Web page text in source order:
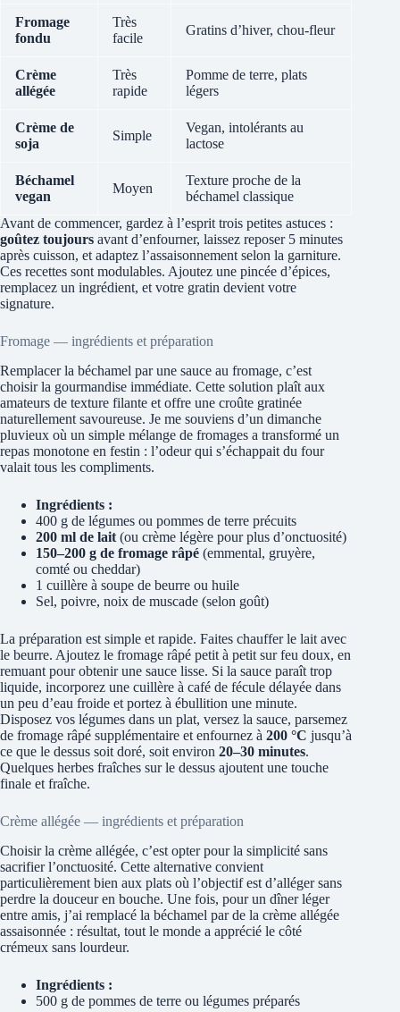
Fromage
fondu
Très
facile
Gratins d’hiver, chou‑fleur
Crème
allégée
Très
rapide
Pomme de terre, plats
légers
Crème de
soja
Simple
Vegan, intolérants au
lactose
Béchamel
vegan
Moyen
Texture proche de la
béchamel classique
Avant de commencer, gardez à l’esprit trois petites astuces :
goûtez toujours avant d’enfourner, laissez reposer 5 minutes
après cuisson, et adaptez l’assaisonnement selon la garniture.
Ces recettes sont modulables. Ajoutez une pincée d’épices,
remplacez un ingrédient, et votre gratin devient votre
signature.
Fromage — ingrédients et préparation
Remplacer la béchamel par une sauce au fromage, c’est
choisir la gourmandise immédiate. Cette solution plaît aux
amateurs de texture filante et offre une croûte gratinée
naturellement savoureuse. Je me souviens d’un dimanche
pluvieux où un simple mélange de fromages a transformé un
repas monotone en festin : l’odeur qui s’échappait du four
valait tous les compliments.
Ingrédients :
400 g de légumes ou pommes de terre précuits
200 ml de lait (ou crème légère pour plus d’onctuosité)
150–200 g de fromage râpé (emmental, gruyère,
comté ou cheddar)
1 cuillère à soupe de beurre ou huile
Sel, poivre, noix de muscade (selon goût)
La préparation est simple et rapide. Faites chauffer le lait avec
le beurre. Ajoutez le fromage râpé petit à petit sur feu doux, en
remuant pour obtenir une sauce lisse. Si la sauce paraît trop
liquide, incorporez une cuillère à café de fécule délayée dans
un peu d’eau froide et portez à ébullition une minute.
Disposez vos légumes dans un plat, versez la sauce, parsemez
de fromage râpé supplémentaire et enfournez à 200 °C jusqu’à
ce que le dessus soit doré, soit environ 20–30 minutes.
Quelques herbes fraîches sur le dessus ajoutent une touche
finale et fraîche.
Crème allégée — ingrédients et préparation
Choisir la crème allégée, c’est opter pour la simplicité sans
sacrifier l’onctuosité. Cette alternative convient
particulièrement bien aux plats où l’objectif est d’alléger sans
perdre la douceur en bouche. Une fois, pour un dîner léger
entre amis, j’ai remplacé la béchamel par de la crème allégée
assaisonnée : résultat, tout le monde a apprécié le côté
crémeux sans lourdeur.
Ingrédients :
500 g de pommes de terre ou légumes préparés